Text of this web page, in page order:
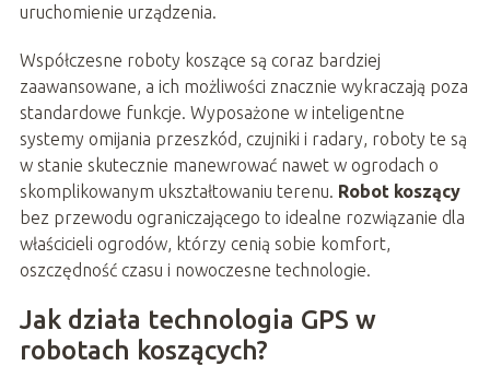
uruchomienie urządzenia.
Współczesne roboty koszące są coraz bardziej
zaawansowane, a ich możliwości znacznie wykraczają poza
standardowe funkcje. Wyposażone w inteligentne
systemy omijania przeszkód, czujniki i radary, roboty te są
w stanie skutecznie manewrować nawet w ogrodach o
skomplikowanym ukształtowaniu terenu. Robot koszący
bez przewodu ograniczającego to idealne rozwiązanie dla
właścicieli ogrodów, którzy cenią sobie komfort,
oszczędność czasu i nowoczesne technologie.
Jak działa technologia GPS w
robotach koszących?